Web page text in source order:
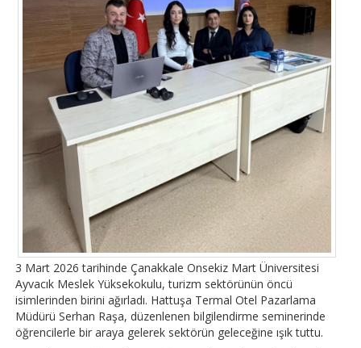
3 Mart 2026 tarihinde Çanakkale Onsekiz Mart Üniversitesi
Ayvacık Meslek Yüksekokulu, turizm sektörünün öncü
isimlerinden birini ağırladı. Hattuşa Termal Otel Pazarlama
Müdürü Serhan Raşa, düzenlenen bilgilendirme seminerinde
öğrencilerle bir araya gelerek sektörün geleceğine ışık tuttu.